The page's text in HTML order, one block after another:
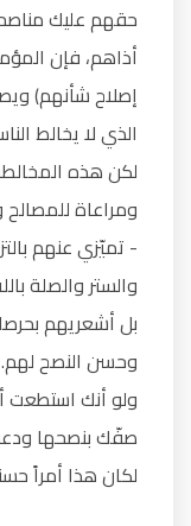
حقهم عليك
أذاهم، فإن
إصلاح شأنهم)
الذي لا يخالط
لكن هذه
ومراعاة
- تميّزي عنهم
والستر والصلة
بل أشعريهم
وحسن النصح لهم.
ولو أنك
صفّك بنصحها
لكان هذا أمراً